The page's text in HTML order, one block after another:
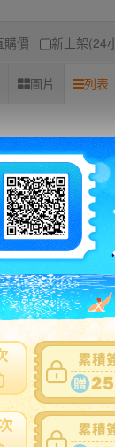
購價 新上架(24
圖片 列表
ドライバ
正50のSR
ドライバ
正のSR ハ